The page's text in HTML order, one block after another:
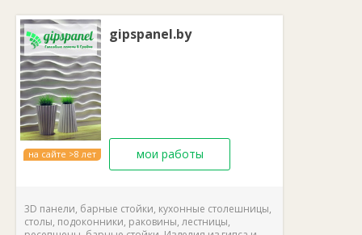
на сайте >8 лет
gipspanel.by
мои работы
3D панели, барные стойки, кухонные столешницы,
столы, подоконники, раковины, лестницы,